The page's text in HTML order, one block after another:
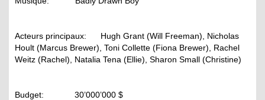
Acteurs principaux: Hugh Grant (Will Freeman), Nicholas
Hoult (Marcus Brewer), Toni Collette (Fiona Brewer), Rachel
Weitz (Rachel), Natalia Tena (Ellie), Sharon Small (Christine)
Budget: 30’000’000 $